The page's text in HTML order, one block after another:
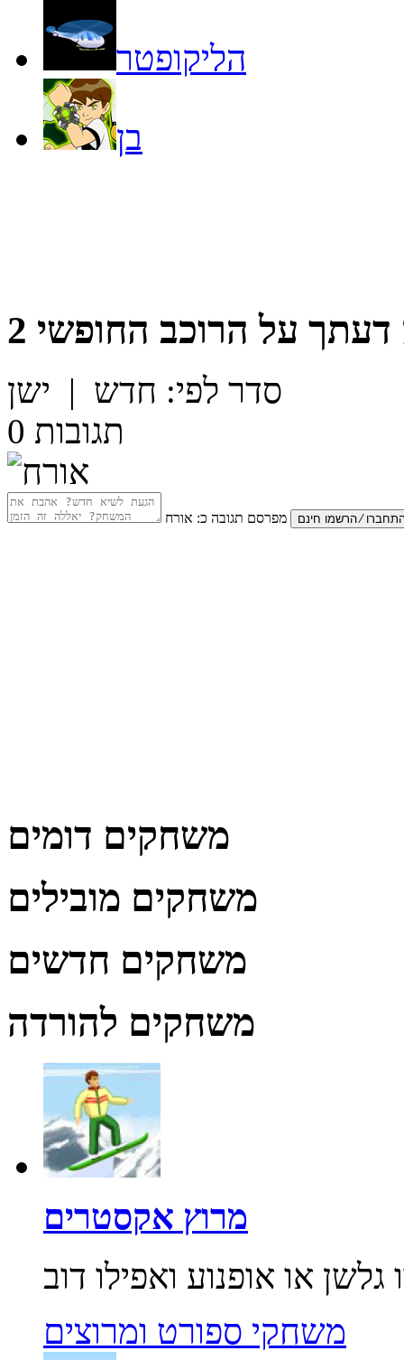
הליקופטר
בן
דעתך על הרוכב החופשי 2
סדר לפי: חדש | ישן
0 תגובות
מפרסם תגובה כ: אורח
משחקים דומים
משחקים מובילים
משחקים חדשים
משחקים להורדה
מרוץ אקסטרים
משחקי ספורט ומרוצים